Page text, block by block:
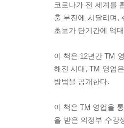
코로나가 전 세계를
출 부진에 시달리며,
초보가 단기간에 억
이 책은 12년간 TM
해진 시대, TM 영업
방법을 공개한다.
이 책은 TM 영업을
을 받은 의정부 수강